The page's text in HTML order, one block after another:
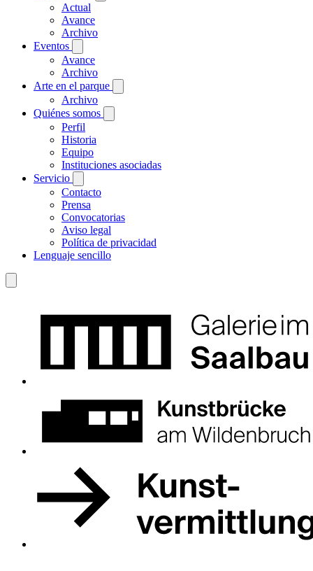
Actual
Avance
Archivo
Eventos
Avance
Archivo
Arte en el parque
Archivo
Quiénes somos
Perfil
Historia
Equipo
Instituciones asociadas
Servicio
Contacto
Prensa
Convocatorias
Aviso legal
Política de privacidad
Lenguaje sencillo